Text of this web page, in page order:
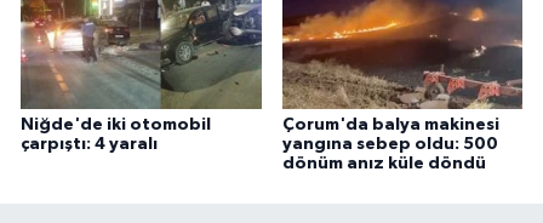
Niğde'de iki otomobil
çarpıştı: 4 yaralı
Çorum'da balya makinesi
yangına sebep oldu: 500
dönüm anız küle döndü